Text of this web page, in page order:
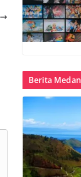
Berita Medan